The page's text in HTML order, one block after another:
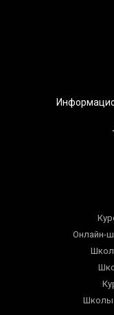
Онлайн-
Школы